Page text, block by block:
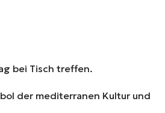
bei Tisch treffen.
der mediterranen Kultur und